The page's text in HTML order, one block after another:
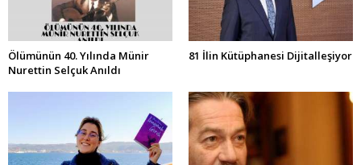
Ölümünün 40. Yılında Münir
Nurettin Selçuk Anıldı
81 İlin Kütüphanesi Dijitalleşiyor